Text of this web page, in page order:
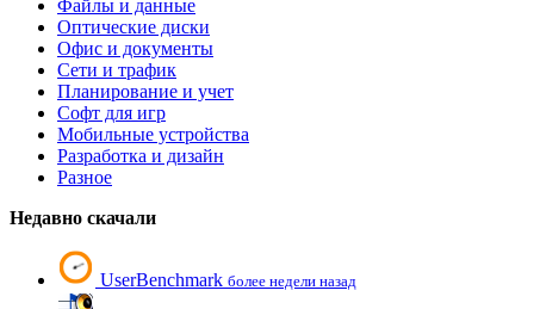
Файлы и данные
Оптические диски
Офис и документы
Сети и трафик
Планирование и учет
Софт для игр
Мобильные устройства
Разработка и дизайн
Разное
Недавно скачали
UserBenchmark более недели назад